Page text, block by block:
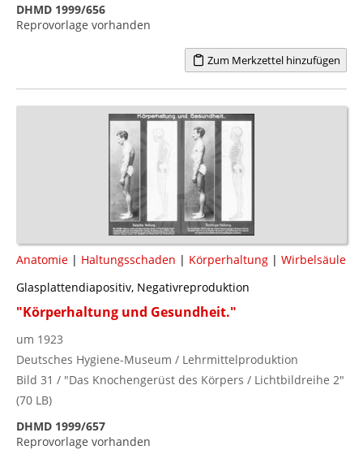
DHMD 1999/656
Reprovorlage vorhanden
Zum Merkzettel hinzufügen
Anatomie | Haltungsschaden | Körperhaltung | Wirbelsäule
Glasplattendiapositiv, Negativreproduktion
"Körperhaltung und Gesundheit."
um 1923
Deutsches Hygiene-Museum / Lehrmittelproduktion
Bild 31 / "Das Knochengerüst des Körpers / Lichtbildreihe 2"
(70 LB)
DHMD 1999/657
Reprovorlage vorhanden